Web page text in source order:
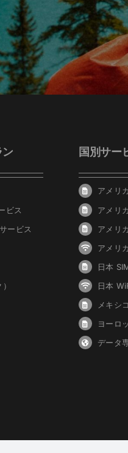
ビス
ービス
国別サー
アメリ
アメリ
アメリ
アメリ
日本
日本
メキシ
ヨーロ
データ